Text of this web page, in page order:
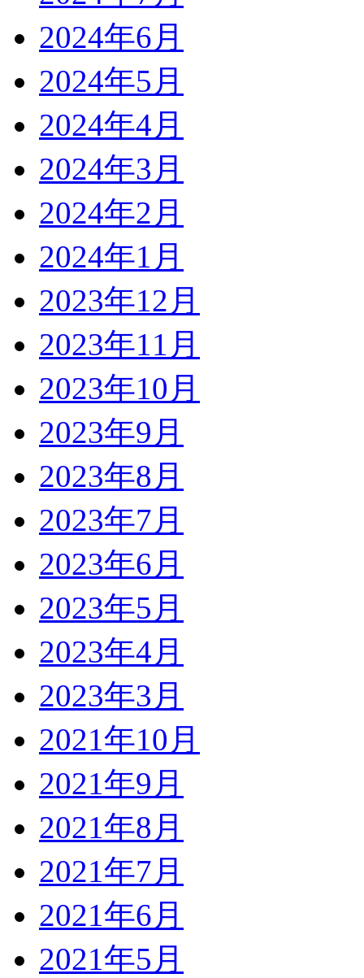
2024年6月
2024年5月
2024年4月
2024年3月
2024年2月
2024年1月
2023年12月
2023年11月
2023年10月
2023年9月
2023年8月
2023年7月
2023年6月
2023年5月
2023年4月
2023年3月
2021年10月
2021年9月
2021年8月
2021年7月
2021年6月
2021年5月